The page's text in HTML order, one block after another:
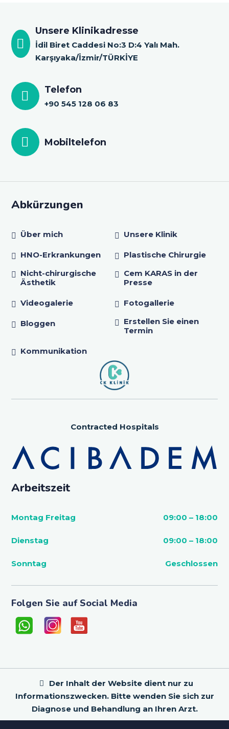
Unsere Klinikadresse
İdil Biret Caddesi No:3 D:4 Yalı Mah.
Karşıyaka/İzmir/TÜRKİYE
Telefon
+90 545 128 06 83
Mobiltelefon
Abkürzungen
Über mich Unsere Klinik
HNO-Erkrankungen
Plastische Chirurgie
Nicht-chirurgische
Ästhetik
Cem KARAS in der
Presse
Videogalerie Fotogallerie
Bloggen
Erstellen Sie einen
Termin
Kommunikation
Contracted Hospitals
Arbeitszeit
Montag Freitag 09:00 – 18:00
Dienstag 09:00 – 18:00
Sonntag Geschlossen
Folgen Sie auf Social Media
Der Inhalt der Website dient nur zu
Informationszwecken. Bitte wenden Sie sich zur
Diagnose und Behandlung an Ihren Arzt.